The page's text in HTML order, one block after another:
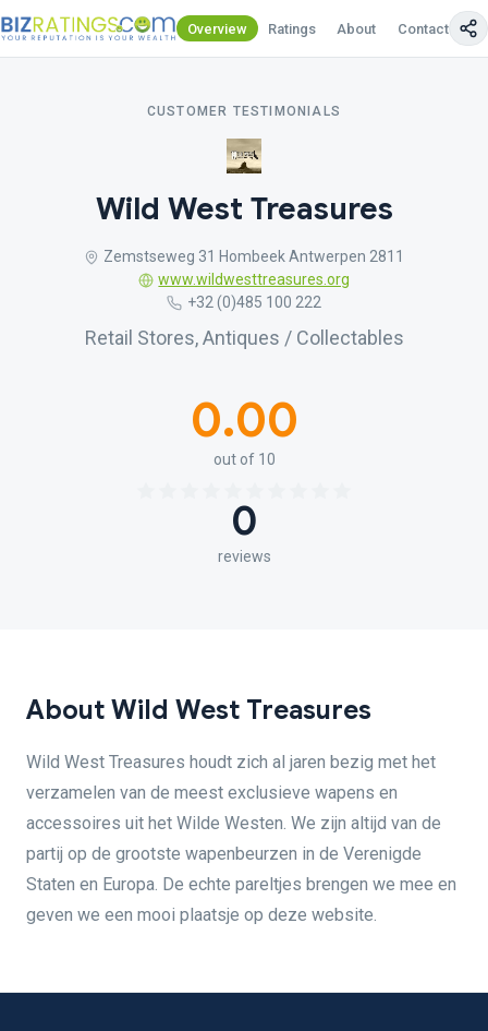
Overview Ratings About Contact Us
CUSTOMER TESTIMONIALS
Wild West Treasures
Zemstseweg 31 Hombeek Antwerpen 2811
www.wildwesttreasures.org
+32 (0)485 100 222
Retail Stores, Antiques / Collectables
0.00
out of 10
0
reviews
About Wild West Treasures
Wild West Treasures houdt zich al jaren bezig met het
verzamelen van de meest exclusieve wapens en
accessoires uit het Wilde Westen. We zijn altijd van de
partij op de grootste wapenbeurzen in de Verenigde
Staten en Europa. De echte pareltjes brengen we mee en
geven we een mooi plaatsje op deze website.